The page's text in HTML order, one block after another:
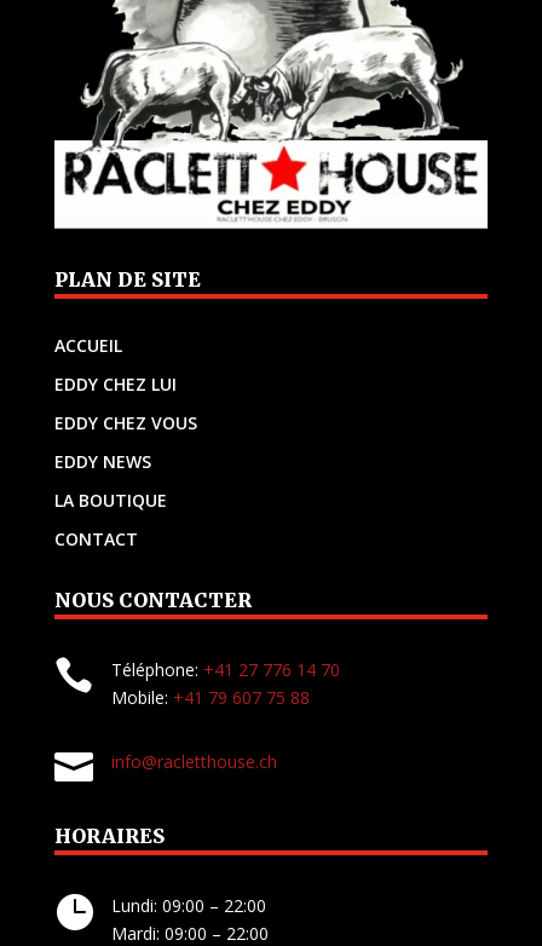
PLAN DE SITE
ACCUEIL
EDDY CHEZ LUI
EDDY CHEZ VOUS
EDDY NEWS
LA BOUTIQUE
CONTACT
NOUS CONTACTER
 Téléphone: +41 27 776 14 70
Mobile: +41 79 607 75 88
 info@racletthouse.ch
HORAIRES

Lundi: 09:00 – 22:00
Mardi: 09:00 – 22:00